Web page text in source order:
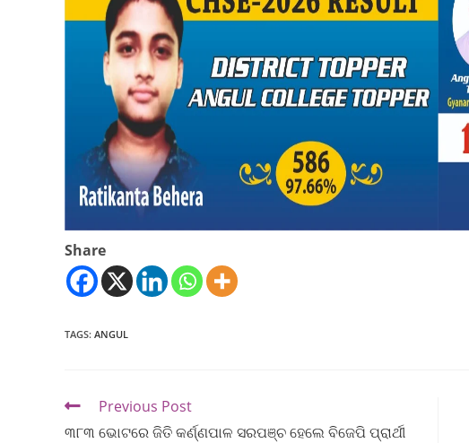
Share
TAGS: ANGUL
Previous Post
୩୮୩ ଭୋଟରେ ଜିତି କର୍ଣ୍ଣପାଳ ସରପଞ୍ଚ ହେଲେ ବିଜେପି ପ୍ରାର୍ଥୀ